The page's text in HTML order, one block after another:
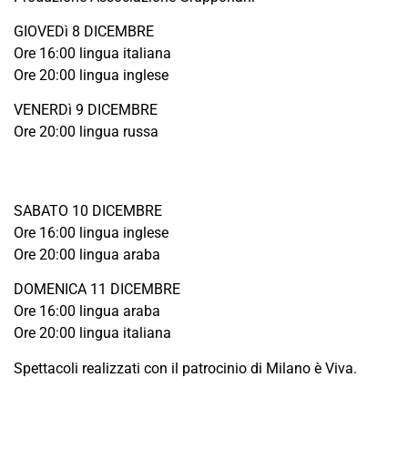
GIOVEDì 8 DICEMBRE
Ore 16:00 lingua italiana
Ore 20:00 lingua inglese
VENERDì 9 DICEMBRE
Ore 20:00 lingua russa
SABATO 10 DICEMBRE
Ore 16:00 lingua inglese
Ore 20:00 lingua araba
DOMENICA 11 DICEMBRE
Ore 16:00 lingua araba
Ore 20:00 lingua italiana
Spettacoli realizzati con il patrocinio di Milano è Viva.